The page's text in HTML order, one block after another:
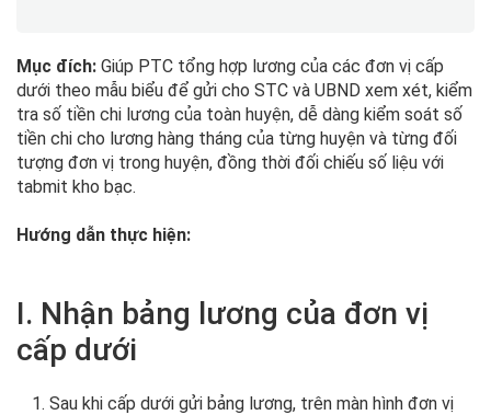
Mục đích: Giúp PTC tổng hợp lương của các đơn vị cấp
dưới theo mẫu biểu để gửi cho STC và UBND xem xét, kiểm
tra số tiền chi lương của toàn huyện, dễ dàng kiểm soát số
tiền chi cho lương hàng tháng của từng huyện và từng đối
tượng đơn vị trong huyện, đồng thời đối chiếu số liệu với
tabmit kho bạc.
Hướng dẫn thực hiện:
I. Nhận bảng lương của đơn vị
cấp dưới
Sau khi cấp dưới gửi bảng lương, trên màn hình đơn vị